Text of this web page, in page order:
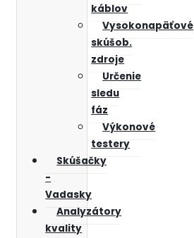
káblov
Vysokonapäťové
skúšob.
zdroje
Určenie
sledu
fáz
Výkonové
testery
Skúšačky
-
Vadasky
Analyzátory
kvality